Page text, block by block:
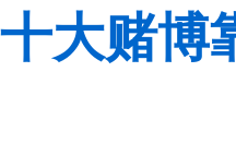
十大赌博